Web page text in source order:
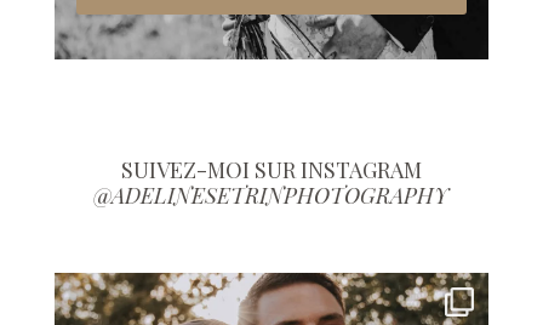
SUIVEZ-MOI SUR INSTAGRAM
@ADELINESETRINPHOTOGRAPHY